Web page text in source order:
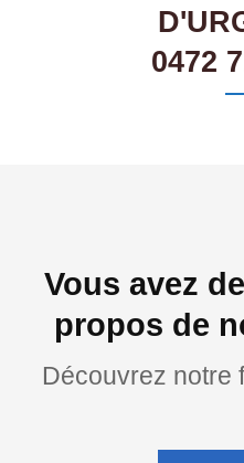
0472
Vous avez
propos de
Découvrez notre